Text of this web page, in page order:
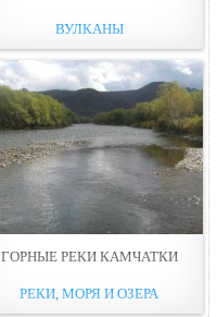
ВУЛКАНЫ
ГОРНЫЕ РЕКИ КАМЧАТКИ
РЕКИ, МОРЯ И ОЗЕРА